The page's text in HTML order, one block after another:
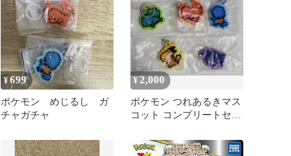
¥699
ポケモン めじるし ガ
チャガチャ
¥2,000
ポケモン つれあるきマス
コット コンプリートセッ